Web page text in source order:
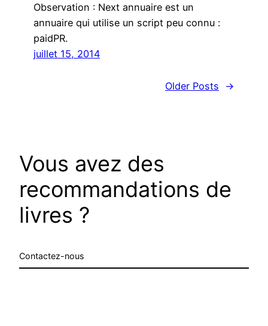
Observation : Next annuaire est un
annuaire qui utilise un script peu connu :
paidPR.
juillet 15, 2014
Older Posts →
Vous avez des
recommandations de
livres ?
Contactez-nous